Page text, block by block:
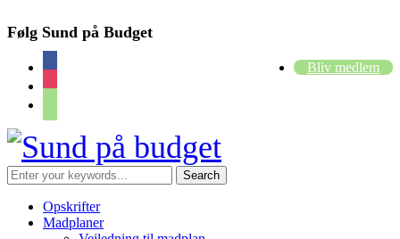
Følg Sund på Budget
Bliv medlem
Opskrifter
Madplaner